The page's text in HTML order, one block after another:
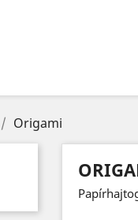
Origami